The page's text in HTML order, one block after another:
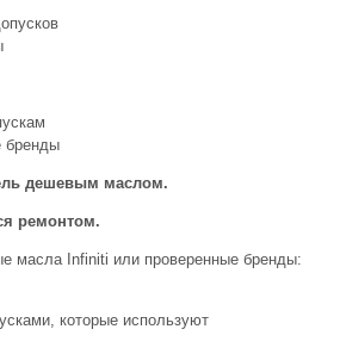
бренды
дешевым маслом.
ремонтом.
масла Infiniti или проверенные бренды:
которые используют